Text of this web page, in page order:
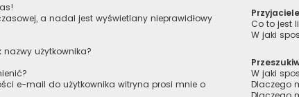
a nadal jest wyświetlany nieprawidłowy
użytkownika?
e-mail do użytkownika witryna prosi mnie o
Co to jest
W jaki
W jaki
Dlaczego